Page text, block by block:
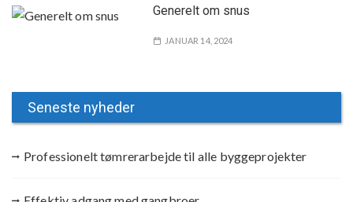
Generelt om snus
JANUAR 14, 2024
Seneste nyheder
Professionelt tømrerarbejde til alle byggeprojekter